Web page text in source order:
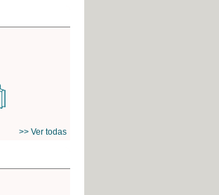
>> Ver todas